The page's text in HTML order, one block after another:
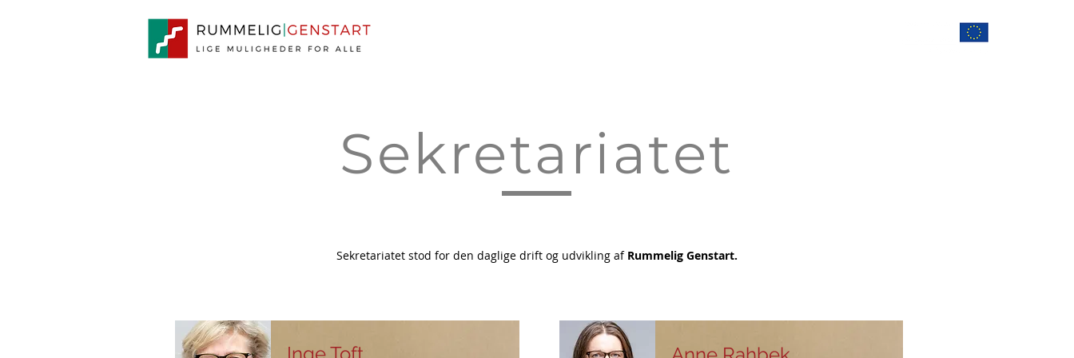
Sekretariatet
Sekretariatet stod for den daglige drift og udvikling af Rummelig Genstart.